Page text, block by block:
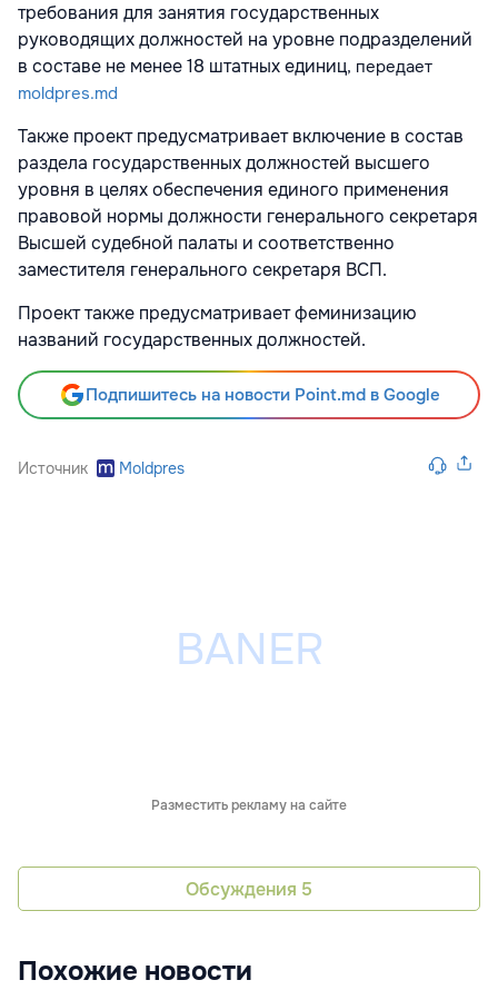
требования для занятия государственных
руководящих должностей на уровне подразделений
в составе не менее 18 штатных единиц, передает
moldpres.md
Также проект предусматривает включение в состав
раздела государственных должностей высшего
уровня в целях обеспечения единого применения
правовой нормы должности генерального секретаря
Высшей судебной палаты и соответственно
заместителя генерального секретаря ВСП.
Проект также предусматривает феминизацию
названий государственных должностей.
Подпишитесь на новости Point.md в Google
Источник Moldpres
Разместить рекламу на сайте
Обсуждения 5
Похожие новости